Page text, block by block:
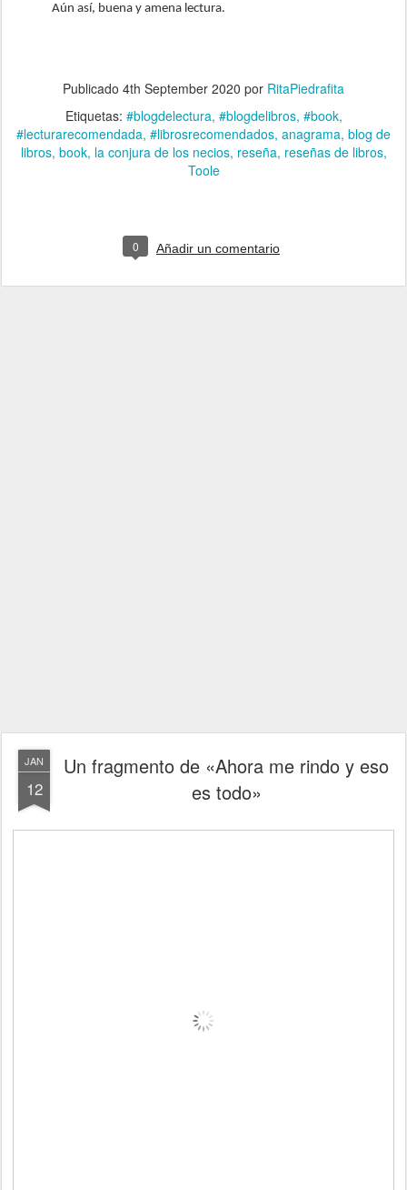
Aún así, buena y amena lectura.
Publicado 4th September 2020 por RitaPiedrafita
Etiquetas: #blogdelectura #blogdelibros #book
#lecturarecomendada #librosrecomendados anagrama blog de
libros book la conjura de los necios reseña reseñas de libros
Toole
0 Añadir un comentario
JAN
12
Un fragmento de «Ahora me rindo y eso
es todo»